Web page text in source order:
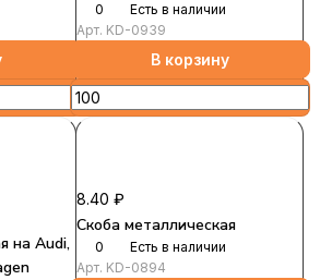
0
Есть в наличии
Арт. KD-0939
В корзину
на Audi,
8.40 ₽
Скоба металлическая
0
Есть в наличии
Арт. KD-0894